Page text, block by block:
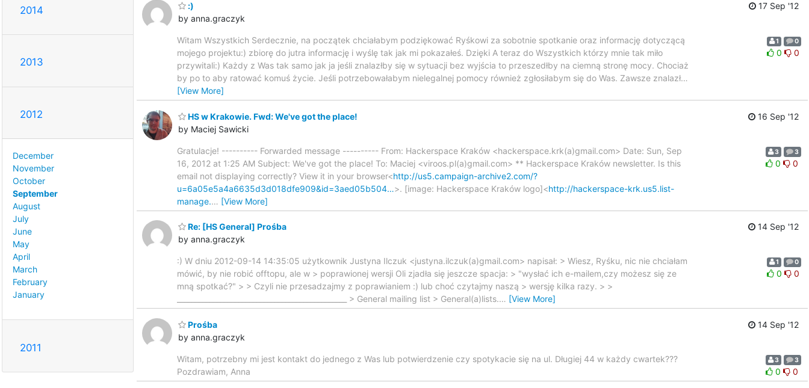
2014
2013
2012
December
November
October
September
August
July
June
May
April
March
February
January
2011
:)
by anna.graczyk
17 Sep '12
Witam Wszystkich Serdecznie, na początek chciałabym podziękować Ryśkowi za sobotnie spotkanie oraz informację dotyczącą
mojego projektu:) zbiorę do jutra informację i wyślę tak jak mi pokazałeś. Dzięki A teraz do Wszystkich którzy mnie tak miło
przywitali:) Każdy z Was tak samo jak ja jeśli znalazłby się w sytuacji bez wyjścia to przeszedłby na ciemną stronę mocy. Chociaż
by po to aby ratować komuś życie. Jeśli potrzebowałabym nielegalnej pomocy również zgłosiłabym się do Was. Zawsze znalazł…
[View More]
1 0
0 0
HS w Krakowie. Fwd: We've got the place!
by Maciej Sawicki
16 Sep '12
Gratulacje! ---------- Forwarded message ---------- From: Hackerspace Kraków <hackerspace.krk(a)gmail.com> Date: Sun, Sep
16, 2012 at 1:25 AM Subject: We've got the place! To: Maciej <viroos.pl(a)gmail.com> ** Hackerspace Kraków newsletter. Is this
email not displaying correctly? View it in your browser<http://us5.campaign-archive2.com/?
u=6a05e5a4a6635d3d018dfe909&id=3aed05b504…>. [image: Hackerspace Kraków logo]<http://hackerspace-krk.us5.list-
manage.… [View More]
3 3
0 0
Re: [HS General] Prośba
by anna.graczyk
14 Sep '12
:) W dniu 2012-09-14 14:35:05 użytkownik Justyna Ilczuk <justyna.ilczuk(a)gmail.com> napisał: > Wiesz, Ryśku, nic nie chciałam
mówić, by nie robić offtopu, ale w > poprawionej wersji Oli zjadła się jeszcze spacja: > "wysłać ich e-mailem,czy możesz się ze
mną spotkać?" > > Czyli nie przesadzajmy z poprawianiem :) lub choć czytajmy naszą > wersję kilka razy. > >
_______________________________________________ > General mailing list > General(a)lists.… [View More]
1 0
0 0
Prośba
by anna.graczyk
14 Sep '12
Witam, potrzebny mi jest kontakt do jednego z Was lub potwierdzenie czy spotykacie się na ul. Długiej 44 w każdy cwartek???
Pozdrawiam, Anna
3 3
0 0